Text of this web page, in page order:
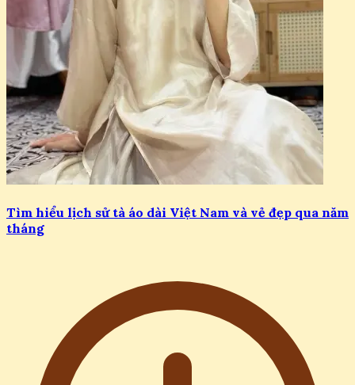
Tìm hiểu lịch sử tà áo dài Việt Nam và vẻ đẹp qua năm
tháng